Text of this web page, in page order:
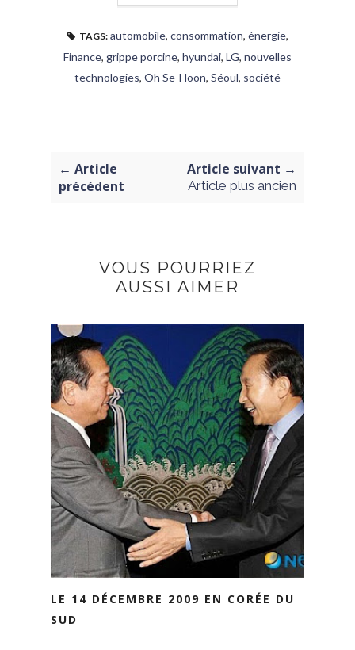
TAGS: automobile, consommation, énergie,
Finance, grippe porcine, hyundai, LG, nouvelles
technologies, Oh Se-Hoon, Séoul, société
← Article
précédent
Article suivant →
Article plus ancien
VOUS POURRIEZ
AUSSI AIMER
LE 14 DÉCEMBRE 2009 EN CORÉE DU
SUD